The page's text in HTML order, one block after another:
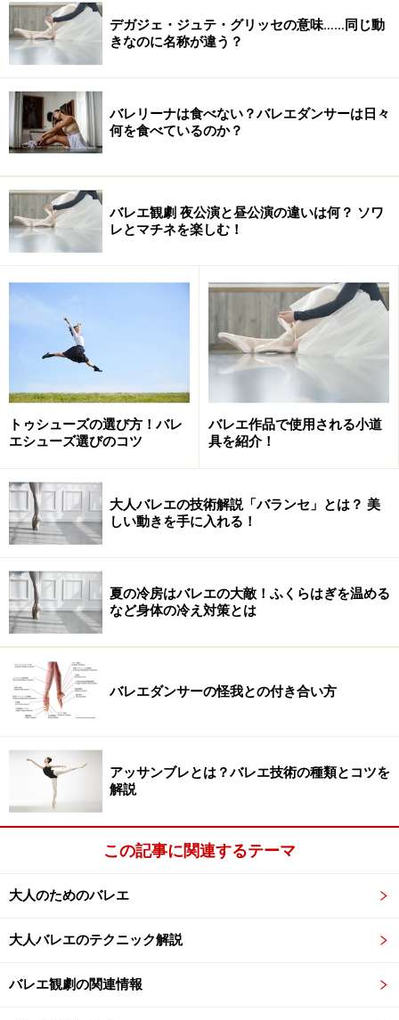
さ、そして速いテンポの中では躍動感を表現していま
す。
2.チャルダッシュ
チャルダッシュはハンガリーの踊りです。ハンガリー語
で 「酒場」 という意味のチャールダと言う言葉に由来し
ています。
兵士が居酒屋で兵士募集のために踊ったものとされてい
ます。かかとを打ち鳴らす動きが多用されていますが、
それは兵士の靴のかかと部分に拍車がついており、それ
を鳴らすためだとされています。
チャルダッシュはゆっくりなテンポから始まり、徐々に
テンポを上げていき、最後には非常に速いテンポで踊ら
れます。その躍動感ゆえに、観客も踊り手も気分が高揚
するという、独特な雰囲気を持った踊りと言えます。
キャラクター・ダンスを踊ると気分上々！
足さばきが独特なキャラクター・ダンスは、踊っている
バレエとは違ったからだの使い方、リズムの取り方、
様々な要素が開放感をもたらしてくれることでしょう。
キャラクター・ダンスを教えるスタジオはさほど多くな
いのですが、ぜひ探していただき、キャラクター・ダン
スの楽しさを味わって欲しいと思います。
デガジェ・ジュテ・グリッセの意味……同じ動
きなのに名称が違う？
バレリーナは食べない？バレエダンサーは日々
何を食べているのか？
バレエ観劇 夜公演と昼公演の違いは何？ ソワ
レとマチネを楽しむ！
トゥシューズの選び方！バレ
エシューズ選びのコツ
バレエ作品で使用される小道
具を紹介！
大人バレエの技術解説「バランセ」とは？ 美
しい動きを手に入れる！
夏の冷房はバレエの大敵！ふくらはぎを温める
など身体の冷え対策とは
バレエダンサーの怪我との付き合い方
アッサンブレとは？バレエ技術の種類とコツを
解説
この記事に関連するテーマ
大人のためのバレエ
大人バレエのテクニック解説
バレエ観劇の関連情報